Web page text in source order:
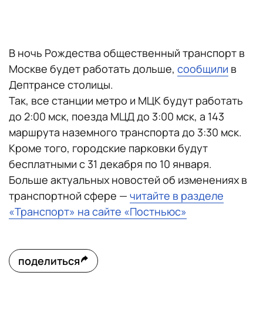
В ночь Рождества общественный транспорт в
Москве будет работать дольше, сообщили в
Дептрансе столицы.
Так, все станции метро и МЦК будут работать
до 2:00 мск, поезда МЦД до 3:00 мск, а 143
маршрута наземного транспорта до 3:30 мск.
Кроме того, городские парковки будут
бесплатными с 31 декабря по 10 января.
Больше актуальных новостей об изменениях в
транспортной сфере — читайте в разделе
«Транспорт» на сайте «Постньюс»
поделиться